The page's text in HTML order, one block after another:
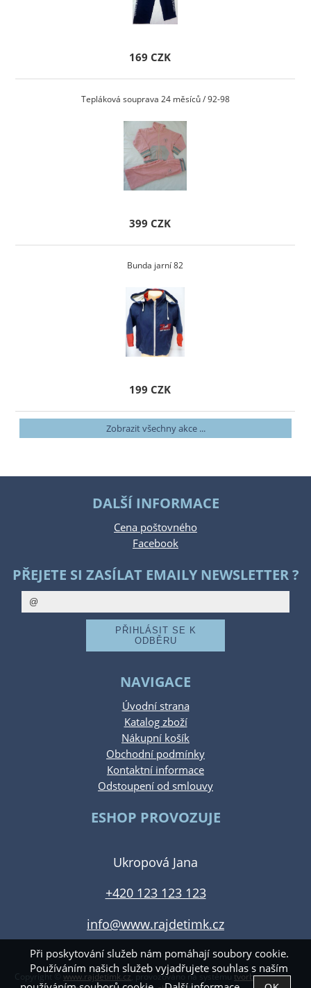
169 CZK
Tepláková souprava 24 měsíců / 92-98
399 CZK
Bunda jarní 82
199 CZK
Zobrazit všechny akce ...
DALŠÍ INFORMACE
Cena poštovného
Facebook
PŘEJETE SI ZASÍLAT EMAILY NEWSLETTER ?
NAVIGACE
Úvodní strana
Katalog zboží
Nákupní košík
Obchodní podmínky
Kontaktní informace
Odstoupení od smlouvy
ESHOP PROVOZUJE
Ukropová Jana
+420 123 123 123
info@www.rajdetimk.cz
Copyright © www.rajdetimk.cz provozováno na systému tvorba e-
Při poskytování služeb nám pomáhají soubory cookie.
Používáním našich služeb vyjadřujete souhlas s naším